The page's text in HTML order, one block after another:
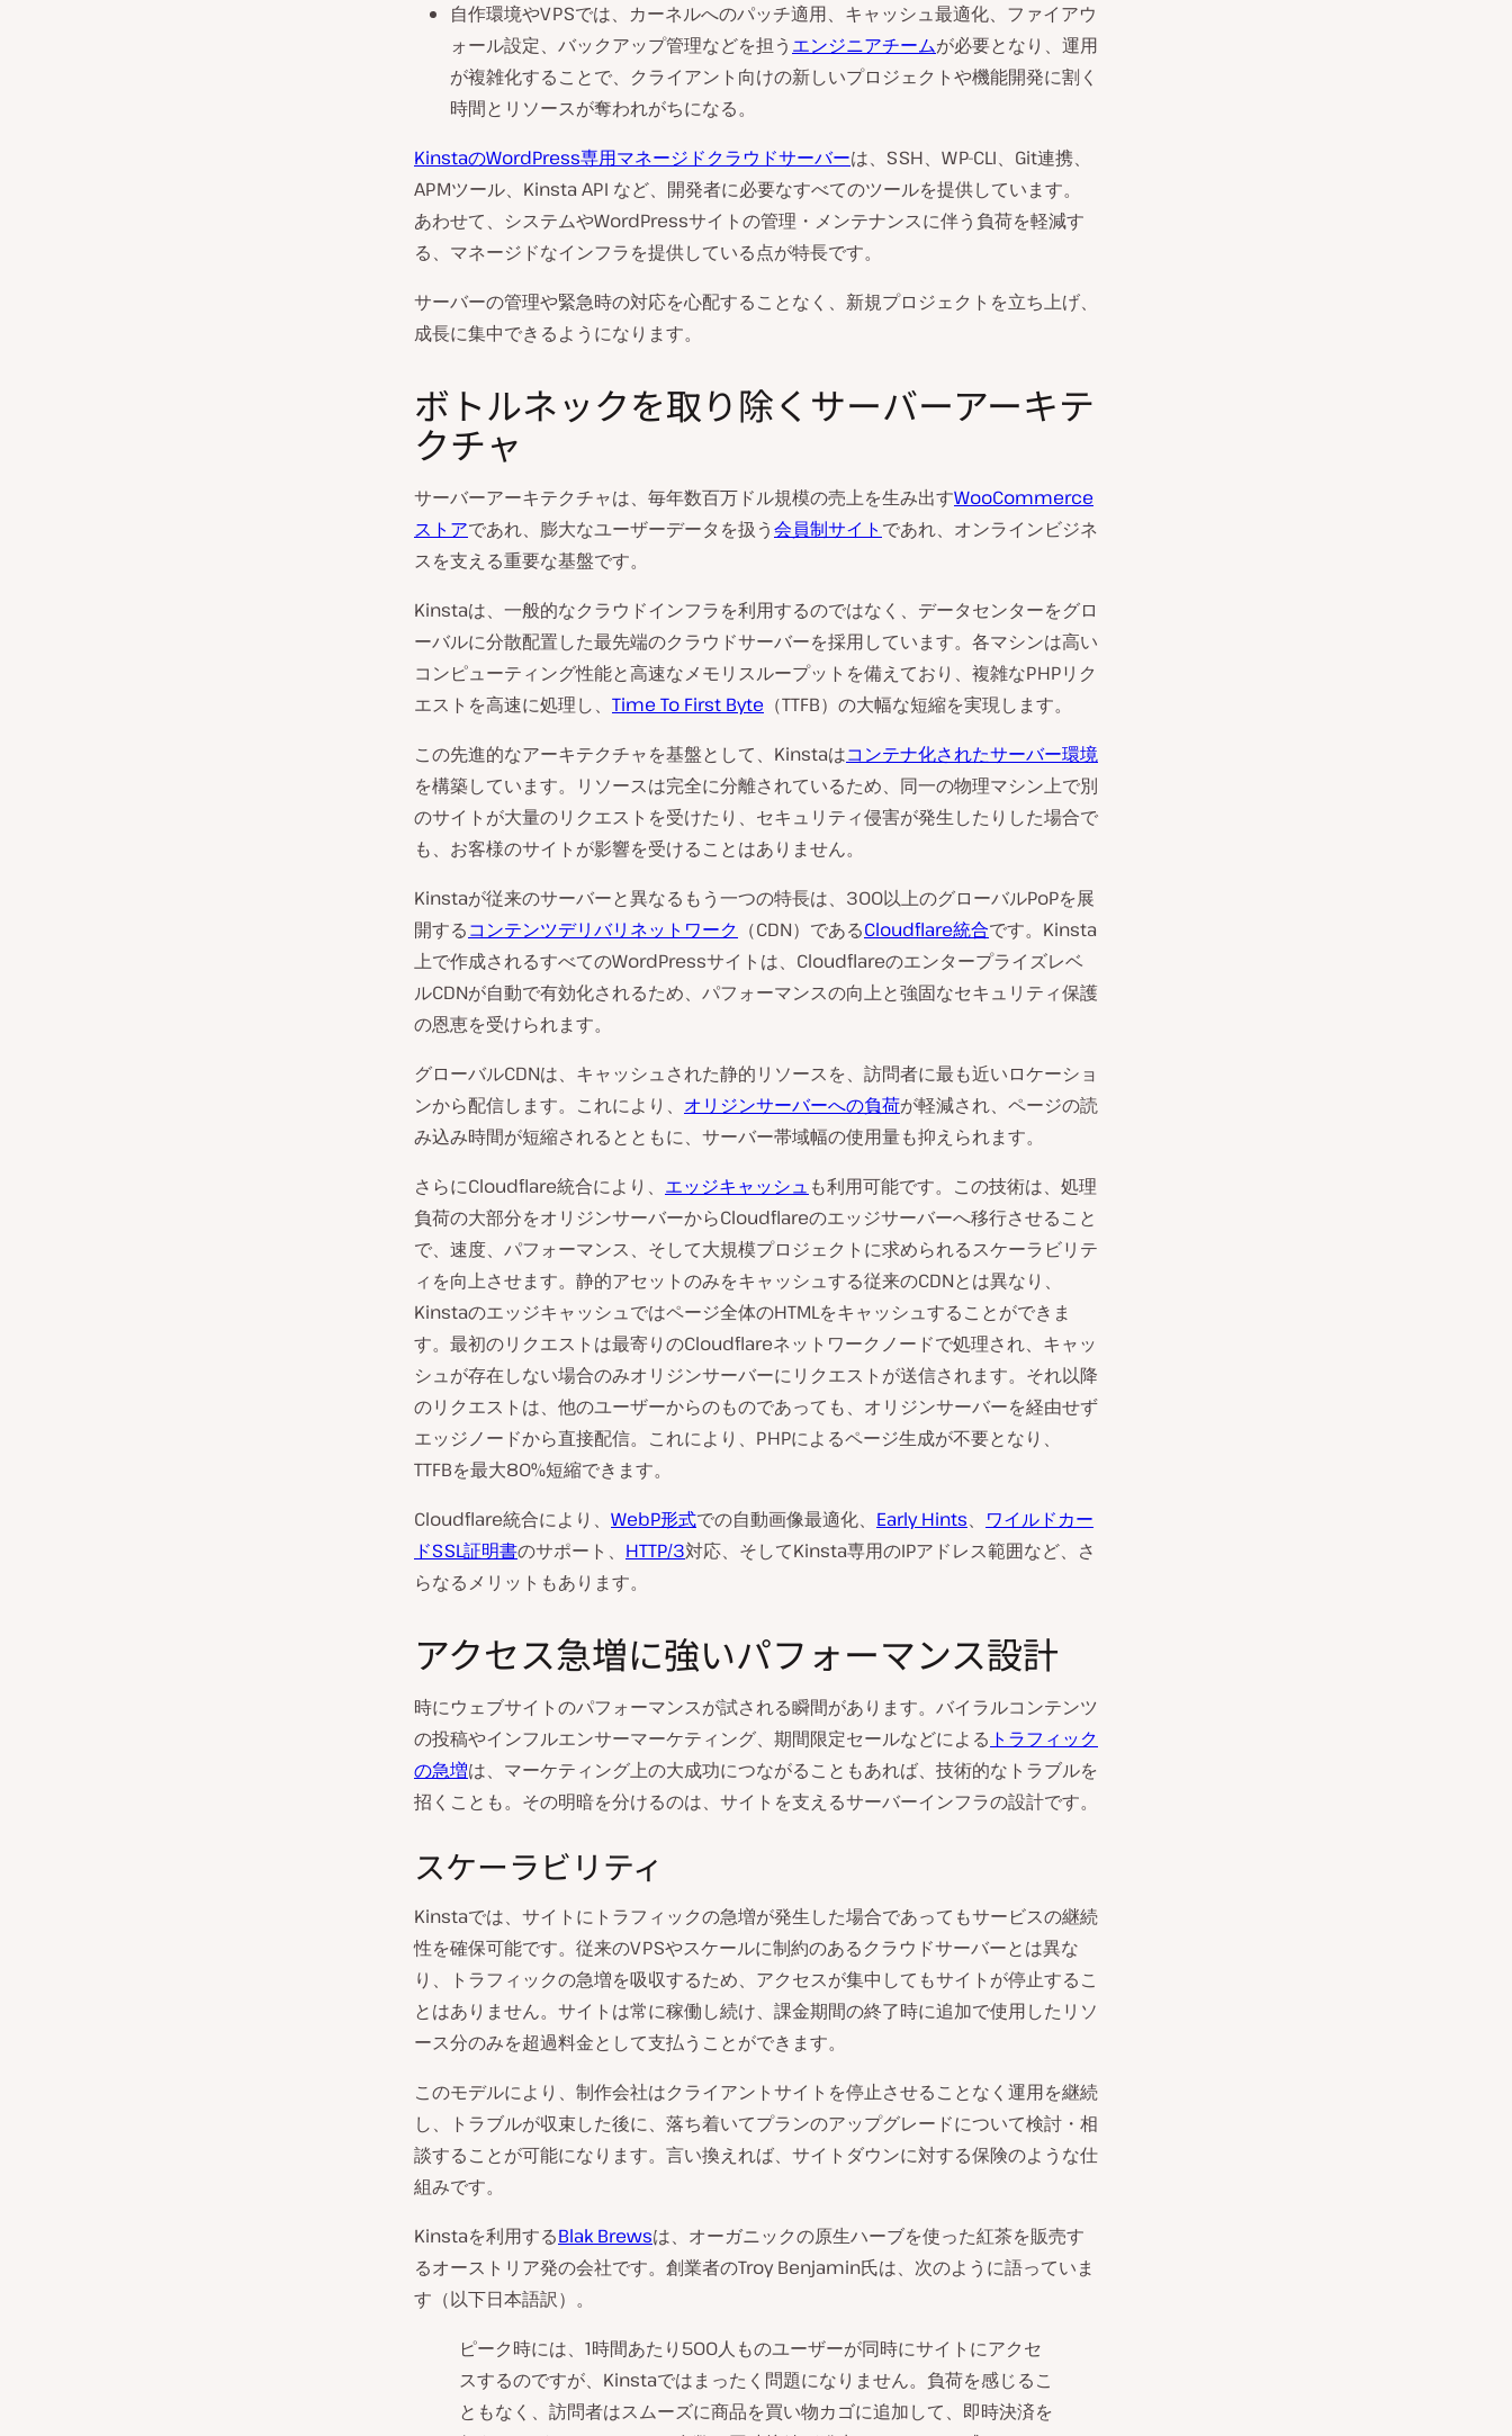
自作環境やVPSでは、カーネルへのパッチ適用、キャッシュ最適化、ファイアウ
ォール設定、バックアップ管理などを担う エンジニアチームが必要となり、運用
が複雑化することで、クライアント向けの新しいプロジェクトや機能開発に割く
時間とリソースが奪われがちになる。
KinstaのWordPress専用マネージドクラウドサーバーは、SSH、WP-CLI、Git連携、
APMツール、Kinsta API など、開発者に必要なすべてのツールを提供しています。
あわせて、システムやWordPressサイトの管理・メンテナンスに伴う負荷を軽減す
る、マネージドなインフラを提供している点が特長です。
サーバーの管理や緊急時の対応を心配することなく、新規プロジェクトを立ち上げ、
成長に集中できるようになります。
ボトルネックを取り除くサーバーアーキテ
クチャ
サーバーアーキテクチャは、毎年数百万ドル規模の売上を生み出すWooCommerce
ストアであれ、膨大なユーザーデータを扱う会員制サイト であれ、オンラインビジネ
スを支える重要な基盤です。
Kinstaは、一般的なクラウドインフラを利用するのではなく、データセンターをグロ
ーバルに分散配置した最先端のクラウドサーバーを採用しています。各マシンは高い
コンピューティング性能と高速なメモリスループットを備えており、複雑なPHPリク
エストを高速に処理し、 Time To First Byte （TTFB）の大幅な短縮を実現します。
この先進的なアーキテクチャを基盤として、Kinstaはコンテナ化されたサーバー環境
を構築しています。リソースは完全に分離されているため、同一の物理マシン上で別
のサイトが大量のリクエストを受けたり、セキュリティ侵害が発生したりした場合で
も、お客様のサイトが影響を受けることはありません。
Kinstaが従来のサーバーと異なるもう一つの特長は、300以上のグローバルPoPを展
開するコンテンツデリバリネットワーク （CDN）であるCloudflare統合です。Kinsta
上で作成されるすべてのWordPressサイトは、Cloudflareのエンタープライズレベ
ルCDNが自動で有効化されるため、パフォーマンスの向上と強固なセキュリティ保護
の恩恵を受けられます。
グローバルCDNは、キャッシュされた静的リソースを、訪問者に最も近いロケーショ
ンから配信します。これにより、 オリジンサーバーへの負荷が軽減され、ページの読
み込み時間が短縮されるとともに、サーバー帯域幅の使用量も抑えられます。
さらにCloudflare統合により、 エッジキャッシュ も利用可能です。この技術は、処理
負荷の大部分をオリジンサーバーからCloudflareのエッジサーバーへ移行させること
で、速度、パフォーマンス、そして大規模プロジェクトに求められるスケーラビリテ
ィを向上させます。静的アセットのみをキャッシュする従来のCDNとは異なり、
Kinstaのエッジキャッシュではページ全体のHTMLをキャッシュすることができま
す。最初のリクエストは最寄りのCloudflareネットワークノードで処理され、キャッ
シュが存在しない場合のみオリジンサーバーにリクエストが送信されます。それ以降
のリクエストは、他のユーザーからのものであっても、オリジンサーバーを経由せず
エッジノードから直接配信。これにより、PHPによるページ生成が不要となり、
TTFBを最大80%短縮できます。
Cloudflare統合により、 WebP形式での自動画像最適化、 Early Hints、 ワイルドカー
ドSSL証明書のサポート、 HTTP/3対応、そしてKinsta専用のIPアドレス範囲など、さ
らなるメリットもあります。
アクセス急増に強いパフォーマンス設計
時にウェブサイトのパフォーマンスが試される瞬間があります。バイラルコンテンツ
の投稿やインフルエンサーマーケティング、期間限定セールなどによる トラフィック
の急増は、マーケティング上の大成功につながることもあれば、技術的なトラブルを
招くことも。その明暗を分けるのは、サイトを支えるサーバーインフラの設計です。
スケーラビリティ
Kinstaでは、サイトにトラフィックの急増が発生した場合であってもサービスの継続
性を確保可能です。従来のVPSやスケールに制約のあるクラウドサーバーとは異な
り、トラフィックの急増を吸収するため、アクセスが集中してもサイトが停止するこ
とはありません。サイトは常に稼働し続け、課金期間の終了時に追加で使用したリソ
ース分のみを超過料金として支払うことができます。
このモデルにより、制作会社はクライアントサイトを停止させることなく運用を継続
し、トラブルが収束した後に、落ち着いてプランのアップグレードについて検討・相
談することが可能になります。言い換えれば、サイトダウンに対する保険のような仕
組みです。
Kinstaを利用するBlak Brewsは、オーガニックの原生ハーブを使った紅茶を販売す
るオーストリア発の会社です。創業者のTroy Benjamin氏は、次のように語っていま
す（以下日本語訳）。
ピーク時には、1時間あたり500人ものユーザーが同時にサイトにアクセ
スするのですが、Kinstaではまったく問題になりません。負荷を感じるこ
ともなく、訪問者はスムーズに商品を買い物カゴに追加して、即時決済を